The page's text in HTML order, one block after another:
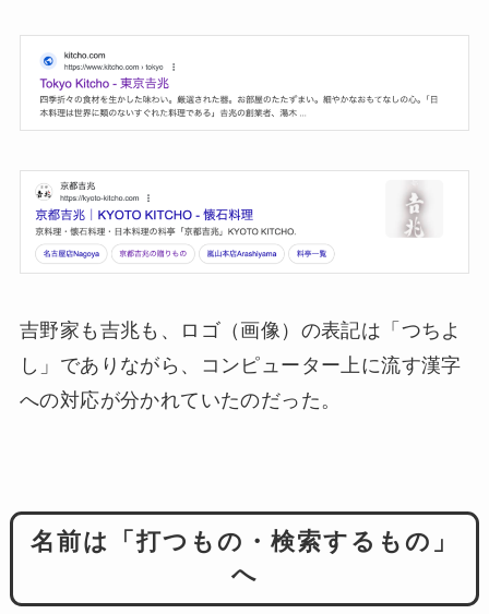
吉野家も吉兆も、ロゴ（画像）の表記は「つちよ
し」でありながら、コンピューター上に流す漢字
への対応が分かれていたのだった。
名前は「打つもの・検索するもの」
へ